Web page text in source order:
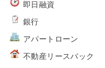
即日融資
銀行
アパートローン
不動産リースバック